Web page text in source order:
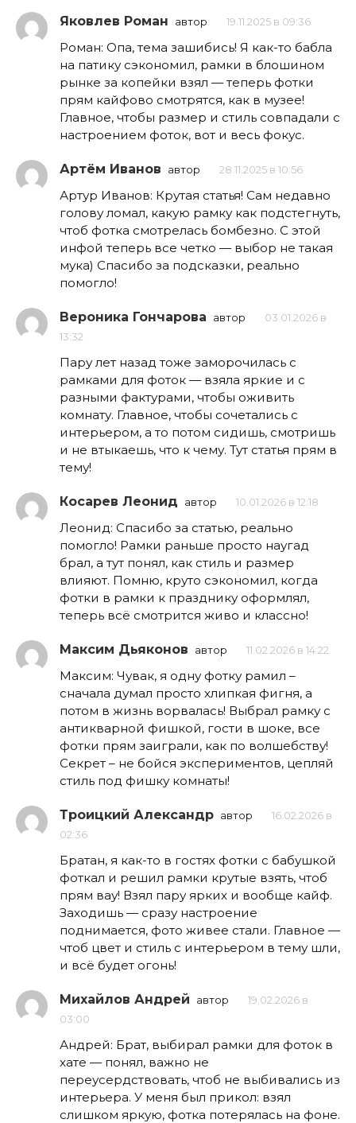
Яковлев Роман автор 19.11.2025 в 09:36
Роман: Опа, тема зашибись! Я как-то бабла
на патику сэкономил, рамки в блошином
рынке за копейки взял — теперь фотки
прям кайфово смотрятся, как в музее!
Главное, чтобы размер и стиль совпадали с
настроением фоток, вот и весь фокус.
Артём Иванов автор 28.11.2025 в 10:56
Артур Иванов: Крутая статья! Сам недавно
голову ломал, какую рамку как подстегнуть,
чтоб фотка смотрелась бомбезно. С этой
инфой теперь все четко — выбор не такая
мука) Спасибо за подсказки, реально
помогло!
Вероника Гончарова автор
03.01.2026 в
13:32
Пару лет назад тоже заморочилась с
рамками для фоток — взяла яркие и с
разными фактурами, чтобы оживить
комнату. Главное, чтобы сочетались с
интерьером, а то потом сидишь, смотришь
и не втыкаешь, что к чему. Тут статья прям в
тему!
Косарев Леонид автор 10.01.2026 в 12:18
Леонид: Спасибо за статью, реально
помогло! Рамки раньше просто наугад
брал, а тут понял, как стиль и размер
влияют. Помню, круто сэкономил, когда
фотки в рамки к празднику оформлял,
теперь всё смотрится живо и классно!
Максим Дьяконов автор 11.02.2026 в 14:22
Максим: Чувак, я одну фотку рамил –
сначала думал просто хлипкая фигня, а
потом в жизнь ворвалась! Выбрал рамку с
антикварной фишкой, гости в шоке, все
фотки прям заиграли, как по волшебству!
Секрет – не бойся экспериментов, цепляй
стиль под фишку комнаты!
Троицкий Александр автор
16.02.2026 в
02:36
Братан, я как-то в гостях фотки с бабушкой
фоткал и решил рамки крутые взять, чтоб
прям вау! Взял пару ярких и вообще кайф.
Заходишь — сразу настроение
поднимается, фото живее стали. Главное —
чтоб цвет и стиль с интерьером в тему шли,
и всё будет огонь!
Михайлов Андрей автор
19.02.2026 в
03:00
Андрей: Брат, выбирал рамки для фоток в
хате — понял, важно не
переусердствовать, чтоб не выбивались из
интерьера. У меня был прикол: взял
слишком яркую, фотка потерялась на фоне.